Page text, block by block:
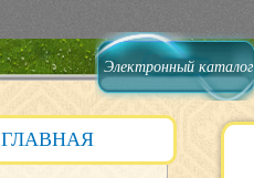
Электронный каталог
ГЛАВНАЯ